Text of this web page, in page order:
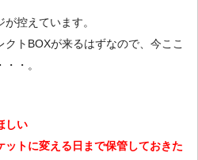
控えています。
トBOXが来るはずなので、今ここ
・。
しい
ットに変える日まで保管しておきた